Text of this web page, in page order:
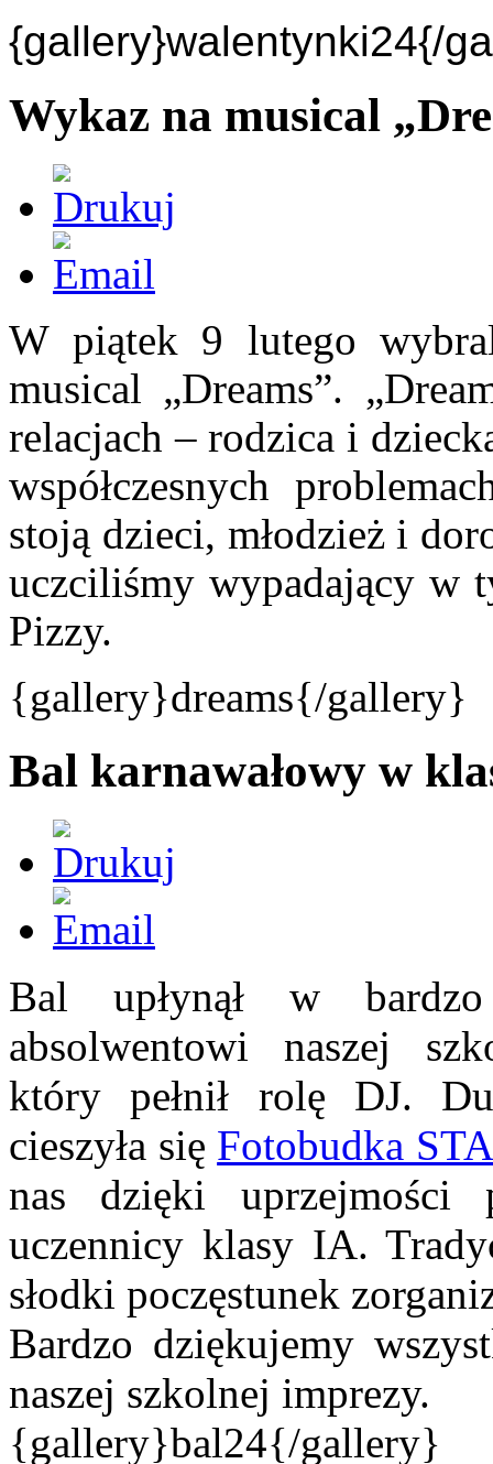
{gallery}walentynki24{/
Wykaz na musical
W piątek 9 lutego
musical „Dreams”.
relacjach – rodzica i
współczesnych
stoją dzieci, młodzież i
uczciliśmy wypadający w
Pizzy.
{gallery}dreams{/gallery}
Bal karnawałowy w
Bal upłynął w
absolwentowi naszej
który pełnił rolę DJ.
cieszyła się Fotobudka
nas dzięki uprzejmości
uczennicy klasy IA.
słodki poczęstunek
Bardzo dziękujemy
naszej szkolnej imprezy.
{gallery}bal24{/gallery}